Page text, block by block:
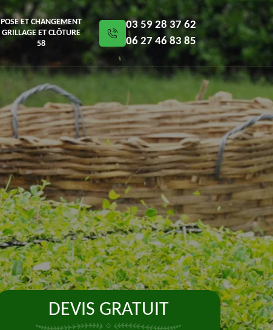
POSE ET CHANGEMENT
GRILLAGE ET CLÔTURE
58
03 59 28 37 62
06 27 46 83 85
DEVIS GRATUIT